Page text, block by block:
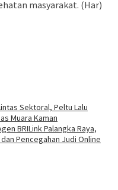
masyarakat. (Har)
Sektoral, Peltu Lalu
Muara Kaman
BRILink Palangka Raya,
Pencegahan Judi Online